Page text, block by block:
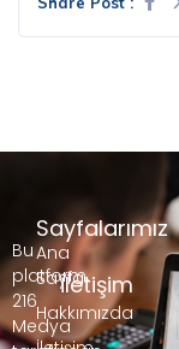
Bu
platform,
216
Medya
Sayfalarımız
Ana
Sayfa
Hakkımızda
İletişim